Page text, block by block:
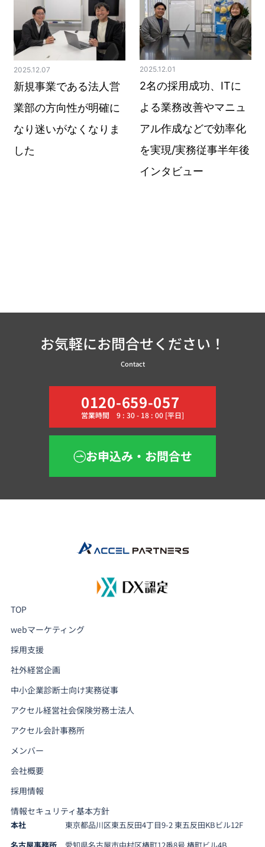
2025.12.07
新規事業である法人営
業部の方向性が明確に
なり迷いがなくなりま
した
2025.12.01
2名の採用成功、ITに
よる業務改善やマニュ
アル作成などで効率化
を実現/実務従事半年後
インタビュー
お気軽にお問合せください！
Contact
0120-659-057
営業時間 9 : 30 - 18 : 00 [平日]
お申込み・お問合せ
TOP
webマーケティング
採用支援
社外経営企画
中小企業診断士向け実務従事
アクセル経営社会保険労務士法人
アクセル会計事務所
メンバー
会社概要
採用情報
情報セキュリティ基本方針
本社
東京都品川区東五反田4丁目9-2 東五反田KBビル12F